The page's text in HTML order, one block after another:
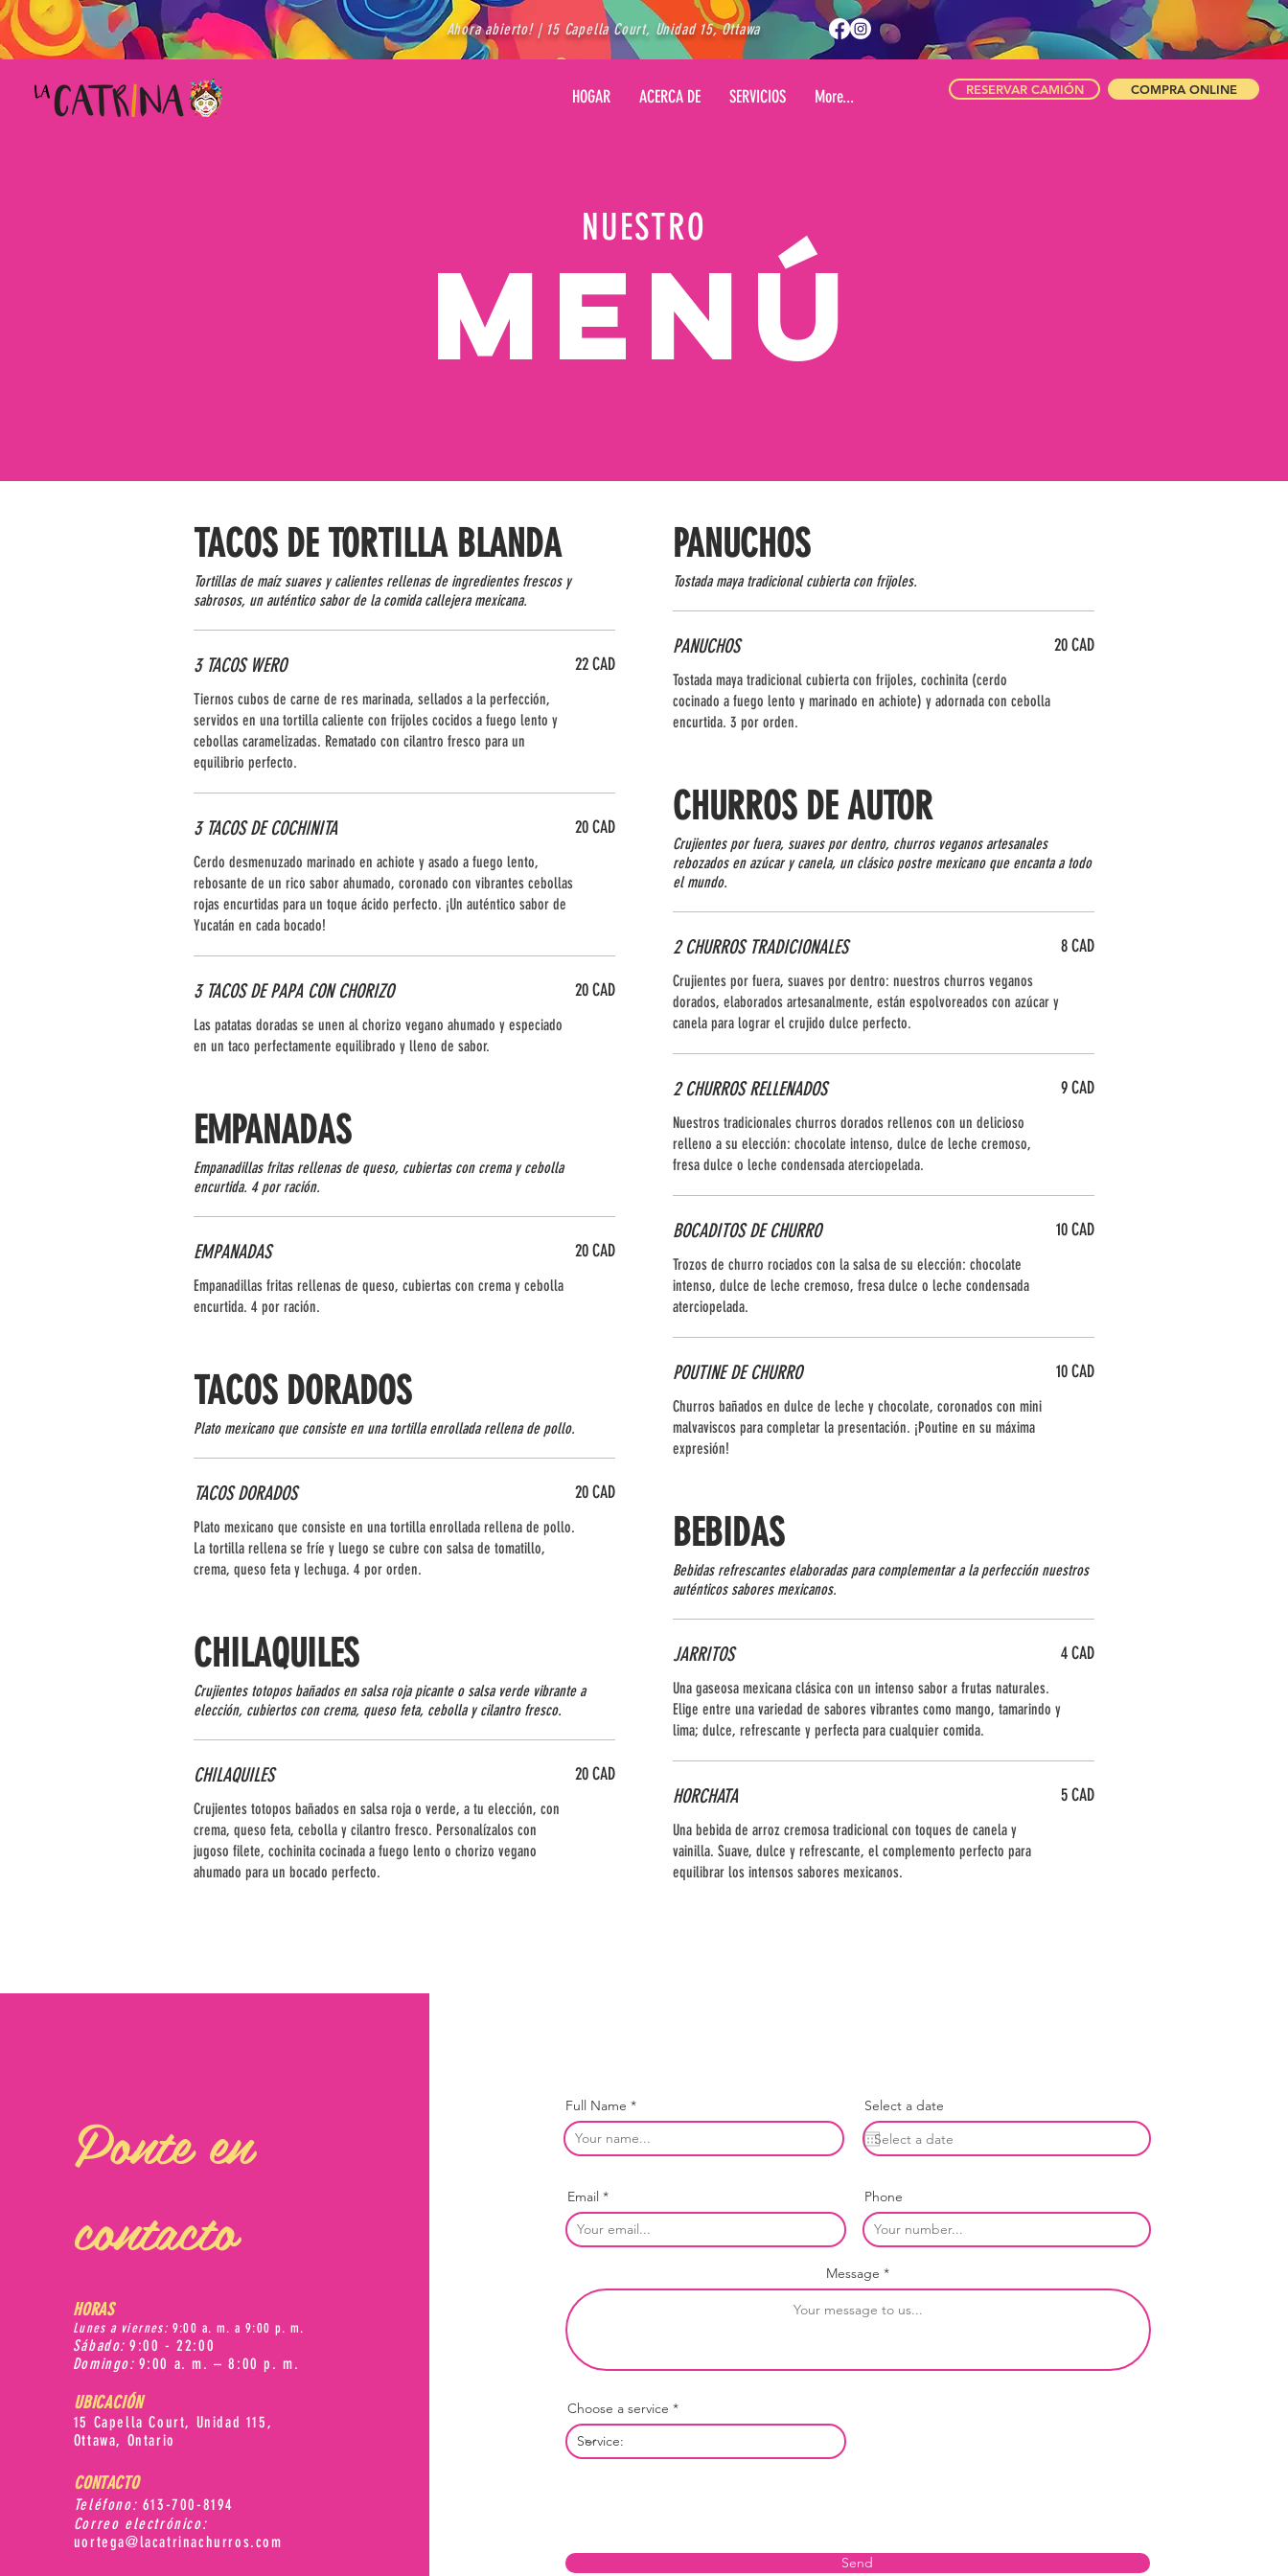
Ahora abierto! | 15 Capella Court, Unidad 15, Ottawa
HOGAR ACERCA DE SERVICIOS More... RESERVAR CAMIÓN COMPRA ONLINE
MENÚ
NUESTRO
TACOS DE TORTILLA BLANDA
Tortillas de maíz suaves y calientes rellenas de ingredientes frescos y
sabrosos, un auténtico sabor de la comida callejera mexicana.
3 TACOS WERO
Tiernos cubos de carne de res marinada, sellados a la perfección,
servidos en una tortilla caliente con frijoles cocidos a fuego lento y
cebollas caramelizadas. Rematado con cilantro fresco para un
equilibrio perfecto.
22 CAD
3 TACOS DE COCHINITA
Cerdo desmenuzado marinado en achiote y asado a fuego lento,
rebosante de un rico sabor ahumado, coronado con vibrantes cebollas
rojas encurtidas para un toque ácido perfecto. ¡Un auténtico sabor de
Yucatán en cada bocado!
20 CAD
3 TACOS DE PAPA CON CHORIZO
Las patatas doradas se unen al chorizo vegano ahumado y especiado
en un taco perfectamente equilibrado y lleno de sabor.
20 CAD
EMPANADAS
Empanadillas fritas rellenas de queso, cubiertas con crema y cebolla
encurtida. 4 por ración.
EMPANADAS
Empanadillas fritas rellenas de queso, cubiertas con crema y cebolla
encurtida. 4 por ración.
20 CAD
TACOS DORADOS
Plato mexicano que consiste en una tortilla enrollada rellena de pollo.
TACOS DORADOS
Plato mexicano que consiste en una tortilla enrollada rellena de pollo.
La tortilla rellena se fríe y luego se cubre con salsa de tomatillo,
crema, queso feta y lechuga. 4 por orden.
20 CAD
CHILAQUILES
Crujientes totopos bañados en salsa roja picante o salsa verde vibrante a
elección, cubiertos con crema, queso feta, cebolla y cilantro fresco.
CHILAQUILES
Crujientes totopos bañados en salsa roja o verde, a tu elección, con
crema, queso feta, cebolla y cilantro fresco. Personalízalos con
jugoso filete, cochinita cocinada a fuego lento o chorizo vegano
ahumado para un bocado perfecto.
20 CAD
PANUCHOS
Tostada maya tradicional cubierta con frijoles.
PANUCHOS
Tostada maya tradicional cubierta con frijoles, cochinita (cerdo
cocinado a fuego lento y marinado en achiote) y adornada con cebolla
encurtida. 3 por orden.
20 CAD
CHURROS DE AUTOR
Crujientes por fuera, suaves por dentro, churros veganos artesanales
rebozados en azúcar y canela, un clásico postre mexicano que encanta a todo
el mundo.
2 CHURROS TRADICIONALES
Crujientes por fuera, suaves por dentro: nuestros churros veganos
dorados, elaborados artesanalmente, están espolvoreados con azúcar y
canela para lograr el crujido dulce perfecto.
8 CAD
2 CHURROS RELLENADOS
Nuestros tradicionales churros dorados rellenos con un delicioso
relleno a su elección: chocolate intenso, dulce de leche cremoso,
fresa dulce o leche condensada aterciopelada.
9 CAD
BOCADITOS DE CHURRO
Trozos de churro rociados con la salsa de su elección: chocolate
intenso, dulce de leche cremoso, fresa dulce o leche condensada
aterciopelada.
10 CAD
POUTINE DE CHURRO
Churros bañados en dulce de leche y chocolate, coronados con mini
malvaviscos para completar la presentación. ¡Poutine en su máxima
expresión!
10 CAD
BEBIDAS
Bebidas refrescantes elaboradas para complementar a la perfección nuestros
auténticos sabores mexicanos.
JARRITOS
Una gaseosa mexicana clásica con un intenso sabor a frutas naturales.
Elige entre una variedad de sabores vibrantes como mango, tamarindo y
lima; dulce, refrescante y perfecta para cualquier comida.
4 CAD
HORCHATA
Una bebida de arroz cremosa tradicional con toques de canela y
vainilla. Suave, dulce y refrescante, el complemento perfecto para
equilibrar los intensos sabores mexicanos.
5 CAD
Ponte en
contacto
HORAS
Lunes a viernes: 9:00 a. m. a 9:00 p. m.
Sábado: 9:00 - 22:00
Domingo: 9:00 a. m. – 8:00 p. m.
UBICACIÓN
15 Capella Court, Unidad 115,
Ottawa, Ontario
CONTACTO
Teléfono: 613-700-8194
Correo electrónico:
uortega@lacatrinachurros.com
Full Name Select a date
Email Phone
Message
Choose a service
Send